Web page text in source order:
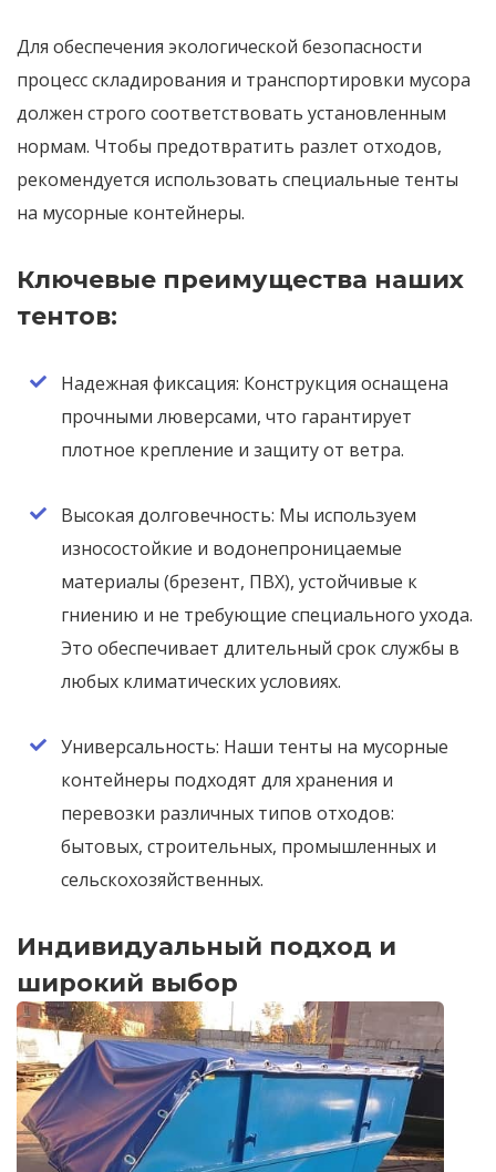
Для обеспечения экологической безопасности
процесс складирования и транспортировки мусора
должен строго соответствовать установленным
нормам. Чтобы предотвратить разлет отходов,
рекомендуется использовать специальные тенты
на мусорные контейнеры.
Ключевые преимущества наших
тентов:
Надежная фиксация: Конструкция оснащена
прочными люверсами, что гарантирует
плотное крепление и защиту от ветра.
Высокая долговечность: Мы используем
износостойкие и водонепроницаемые
материалы (брезент, ПВХ), устойчивые к
гниению и не требующие специального ухода.
Это обеспечивает длительный срок службы в
любых климатических условиях.
Универсальность: Наши тенты на мусорные
контейнеры подходят для хранения и
перевозки различных типов отходов:
бытовых, строительных, промышленных и
сельскохозяйственных.
Индивидуальный подход и
широкий выбор